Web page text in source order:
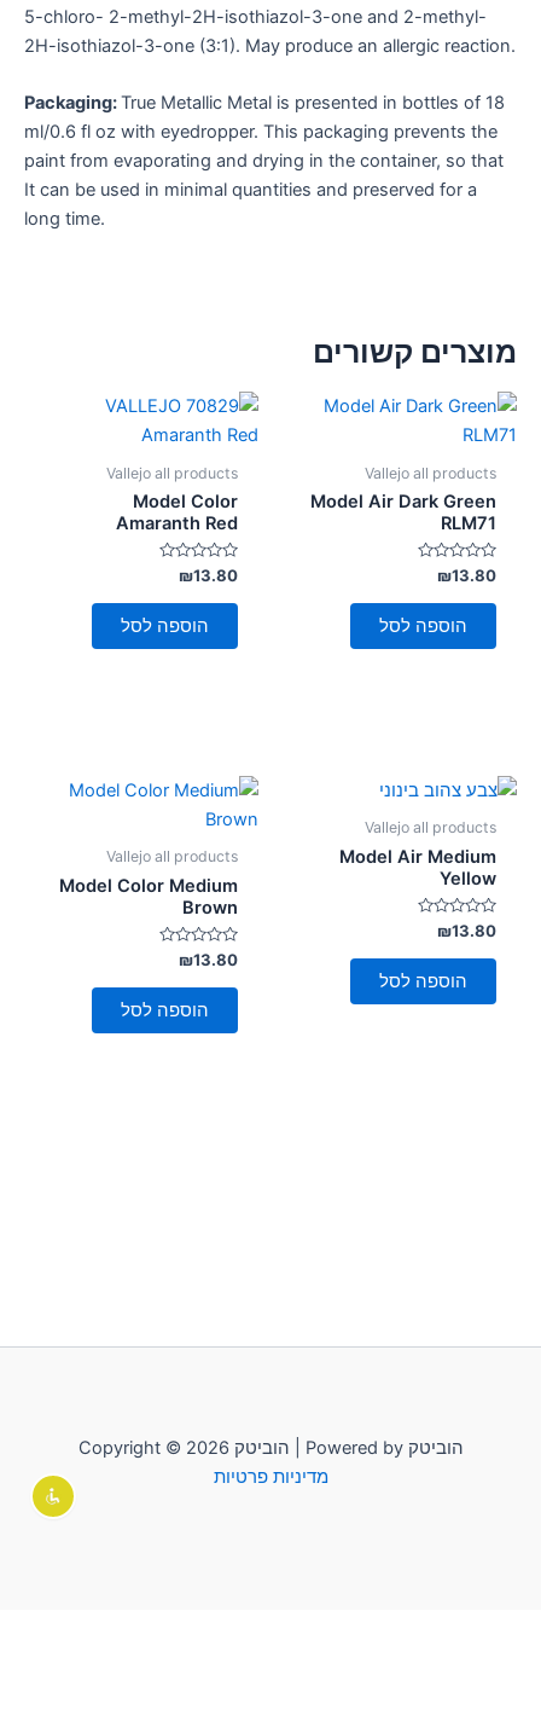
5-chloro- 2-methyl-2H-isothiazol-3-one and 2-methyl-
2H-isothiazol-3-one (3:1). May produce an allergic reaction.
Packaging:True Metallic Metal is presented in bottles of 18
ml/0.6 fl oz with eyedropper. This packaging prevents the
paint from evaporating and drying in the container, so that
It can be used in minimal quantities and preserved for a
long time.
מוצרים קשורים
Vallejo all products
Model Air Dark Green
RLM71
דורג
0
מתוך
₪13.80
הוספה לסל
Vallejo all products
Model Color
Amaranth Red
דורג
0
מתוך
₪13.80
הוספה לסל
Vallejo all products
Model Air Medium
Yellow
דורג
0
מתוך
₪13.80
הוספה לסל
Vallejo all products
Model Color Medium
Brown
דורג
0
מתוך
₪13.80
הוספה לסל
Copyright © 2026 הוביטק | Powered by הוביטק
מדיניות פרטיות